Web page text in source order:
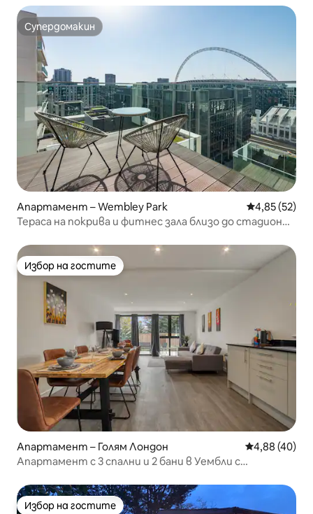
Супердомакин
Супердомакин
Апартамент – Wembley Park Средна
4,85 (52)
Тераса на покрива и фитнес зала близо до стадион
Избор на гостите
Избор на гостите
Апартамент – Голям Лондон Средна
4,88 (40)
Апартамент с 3 спални и 2 бани в Уембли с
Избор на гостите
Избор на гостите